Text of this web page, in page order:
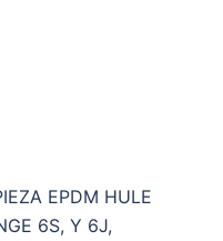
EPDM HULE
6S, Y 6J,